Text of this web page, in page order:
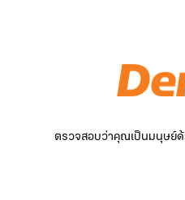
ตรวจสอบว่าคุณเป็นมนุษย์ด้